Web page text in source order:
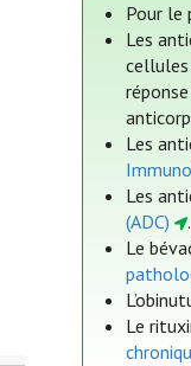
Pour le
Les
Les
Les
(ADC)
.
Le
Le